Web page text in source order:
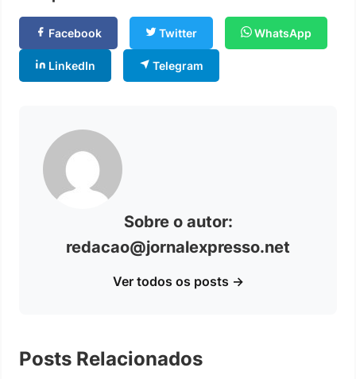
Facebook Twitter WhatsApp
LinkedIn Telegram
Sobre o autor:
redacao@jornalexpresso.net
Ver todos os posts →
Posts Relacionados